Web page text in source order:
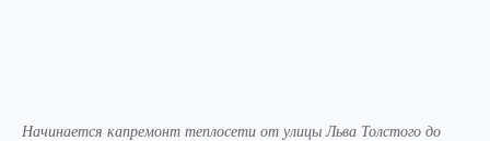
Начинается капремонт теплосети от улицы Льва Толстого до